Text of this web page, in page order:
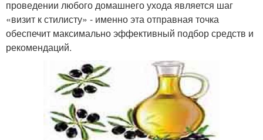
проведении любого домашнего ухода является шаг
«визит к стилисту» - именно эта отправная точка
обеспечит максимально эффективный подбор средств и
рекомендаций.